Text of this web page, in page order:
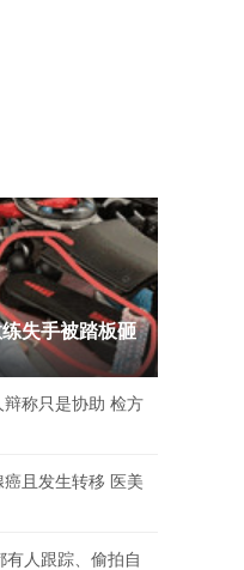
失手被踏板砸
称只是协助 检方
且发生转移 医美
有人跟踪、偷拍自